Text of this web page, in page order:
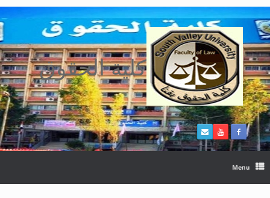
Skip
to
content
كلية الحقوق
Menu